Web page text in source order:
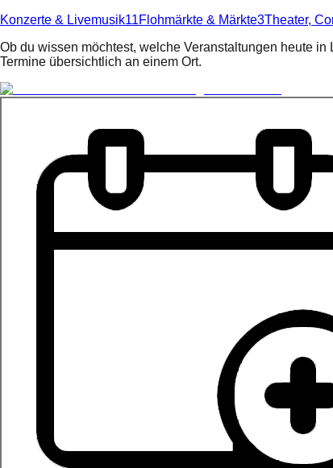
Konzerte & Livemusik11Flohmärkte & Märkte3Theater,
Ob du wissen möchtest, welche Veranstaltungen heute in
Termine übersichtlich an einem Ort.